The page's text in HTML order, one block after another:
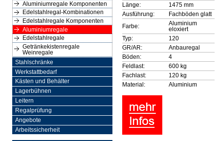
Aluminiumregale Komponenten
Edelstahlregal-Kombinationen
Edelstahlregale Komponenten
Aluminiumregale
Edelstahlregale
Getränkekistenregale
Weinregale
Stahlschränke
Werkstattbedarf
Kästen und Behälter
Lagerbühnen
Leitern
Regalprüfung
Angebote
Arbeitssicherheit
Länge:
1475 mm
Ausführung:
Fachböden glatt
Farbe:
Aluminium
eloxiert
Typ:
120
GR/AR:
Anbauregal
Böden:
4
Feldlast:
600 kg
Fachlast:
120 kg
Material:
Aluminium